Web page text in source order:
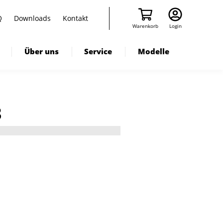
Downloads Kontakt
Warenkorb Login
Über uns Service Modelle